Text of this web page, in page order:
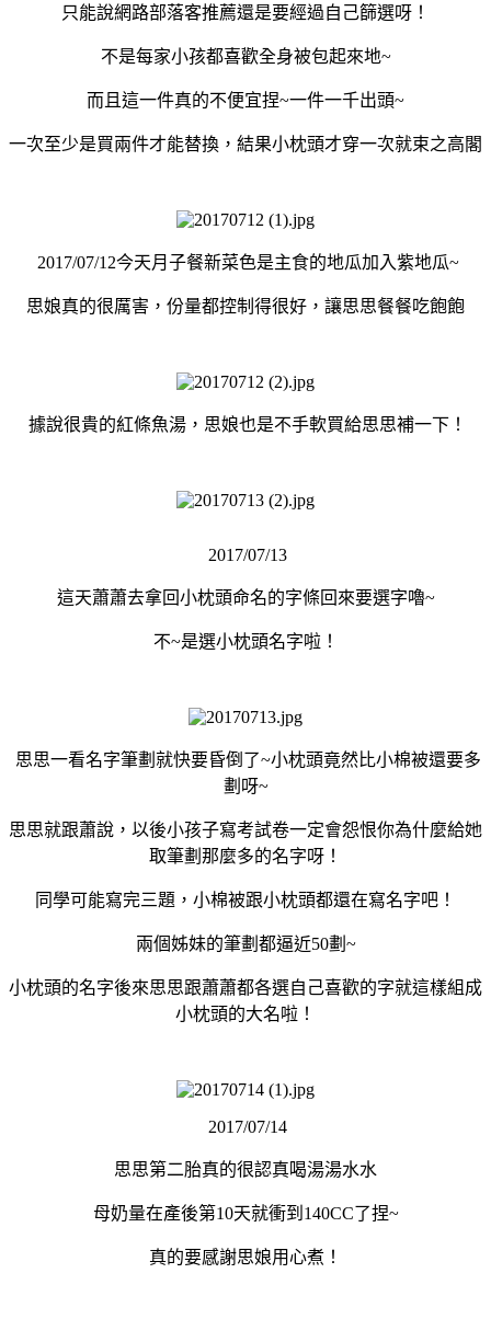
只能說網路部落客推薦還是要經過自己篩選呀！
不是每家小孩都喜歡全身被包起來地~
而且這一件真的不便宜捏~一件一千出頭~
一次至少是買兩件才能替換，結果小枕頭才穿一次就束之高閣
2017/07/12今天月子餐新菜色是主食的地瓜加入紫地瓜~
思娘真的很厲害，份量都控制得很好，讓思思餐餐吃飽飽
據說很貴的紅條魚湯，思娘也是不手軟買給思思補一下！
2017/07/13
這天蕭蕭去拿回小枕頭命名的字條回來要選字嚕~
不~是選小枕頭名字啦！
思思一看名字筆劃就快要昏倒了~小枕頭竟然比小棉被還要多
劃呀~
思思就跟蕭說，以後小孩子寫考試卷一定會怨恨你為什麼給她
取筆劃那麼多的名字呀！
同學可能寫完三題，小棉被跟小枕頭都還在寫名字吧！
兩個姊妹的筆劃都逼近50劃~
小枕頭的名字後來思思跟蕭蕭都各選自己喜歡的字就這樣組成
小枕頭的大名啦！
2017/07/14
思思第二胎真的很認真喝湯湯水水
母奶量在產後第10天就衝到140CC了捏~
真的要感謝思娘用心煮！